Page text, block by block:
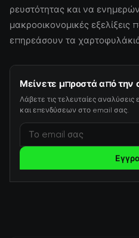
ρευστότητας και να
μακροοικονομικές
επηρεάσουν τα
Μείνετε μπροστά από την
Λάβετε τις τελευταίες
και επενδύσεων στο email σας.